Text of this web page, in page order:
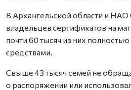
В Архангельской области и НАО
владельцев сертификатов на
почти 60 тысяч из них
средствами.
Свыше 43 тысяч семей не
о распоряжении или